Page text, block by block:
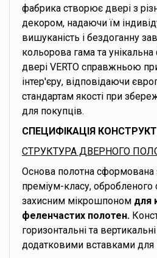
фабрика створює двері з
декором, надаючи їм
вишуканість і бездоганну
кольорова гама та
двері VERTO справжньою
інтер'єру, відповідаючи
стандартам якості при
для покупців.
СПЕЦИФІКАЦІЯ
СТРУКТУРА ДВЕРНОГО
Основа полотна сформована
преміум-класу, обробленого
захисним мікрошпоном для
феленчастих полотен.
горизонтальні та
додатковими вставками для